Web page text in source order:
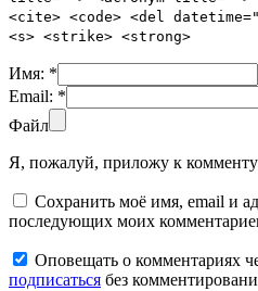
<cite> <code> <del
<s> <strike> <strong>
Имя: *
Email: *
Файл
Я, пожалуй, приложу к комменту
Сохранить моё имя, email и
последующих моих
Оповещать о комментариях
подписаться без